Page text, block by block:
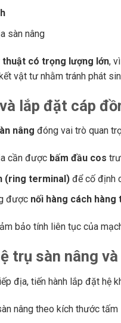
sàn nâng
thuật có trọng lượng lớn,
vật tư nhằm tránh phát
lắp đặt cáp
nâng đóng vai trò quan
cần được bấm đầu cos
(ring terminal)để cố định
được nối hàng cách
bảo tính liên tục của
trụ sàn nâng
địa, tiến hành lắp đặt hệ
nâng theo kích thước tấm